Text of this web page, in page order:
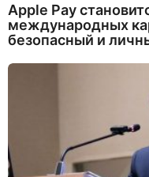
Apple Pay
международных
безопасный и